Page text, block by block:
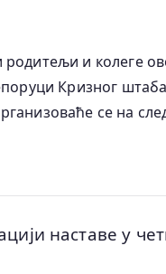
и колеге
Кризног
се на
наставе у